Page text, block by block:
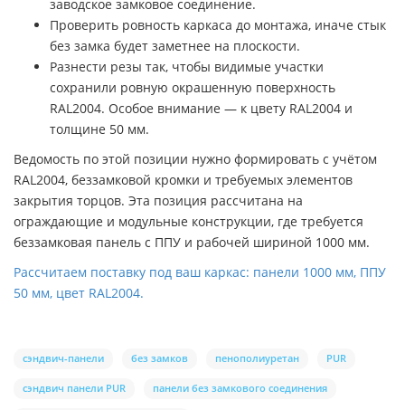
заводское замковое соединение.
Проверить ровность каркаса до монтажа, иначе стык
без замка будет заметнее на плоскости.
Разнести резы так, чтобы видимые участки
сохранили ровную окрашенную поверхность
RAL2004. Особое внимание — к цвету RAL2004 и
толщине 50 мм.
Ведомость по этой позиции нужно формировать с учётом
RAL2004, беззамковой кромки и требуемых элементов
закрытия торцов. Эта позиция рассчитана на
ограждающие и модульные конструкции, где требуется
беззамковая панель с ППУ и рабочей шириной 1000 мм.
Рассчитаем поставку под ваш каркас: панели 1000 мм, ППУ
50 мм, цвет RAL2004.
сэндвич-панели без замков пенополиуретан PUR
сэндвич панели PUR панели без замкового соединения